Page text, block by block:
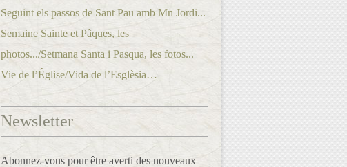
Seguint els passos de Sant Pau amb Mn Jordi...
Semaine Sainte et Pâques, les
photos.../Setmana Santa i Pasqua, les fotos...
Vie de l’Église/Vida de l’Esglèsia…
Newsletter
Abonnez-vous pour être averti des nouveaux